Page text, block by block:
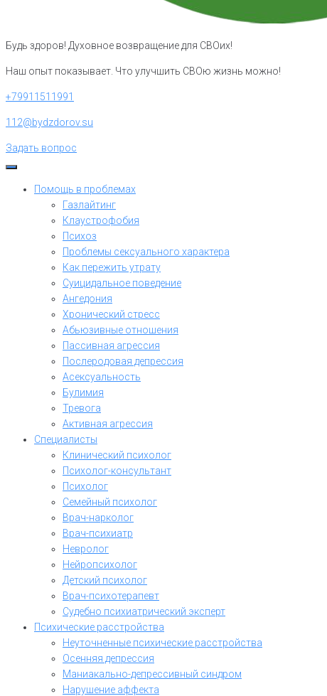
Будь здоров! Духовное возвращение для СВОих!
Наш опыт показывает. Что улучшить СВОю жизнь можно!
+79911511991
112@bydzdorov.su
Задать вопрос
Помощь в проблемах
Газлайтинг
Клаустрофобия
Психоз
Проблемы сексуального характера
Как пережить утрату
Суицидальное поведение
Ангедония
Хронический стресс
Абьюзивные отношения
Пассивная агрессия
Послеродовая депрессия
Асексуальность
Булимия
Тревога
Активная агрессия
Специалисты
Клинический психолог
Психолог-консультант
Психолог
Семейный психолог
Врач-нарколог
Врач-психиатр
Невролог
Нейропсихолог
Детский психолог
Врач-психотерапевт
Судебно психиатрический эксперт
Психические расстройства
Неуточненные психические расстройства
Осенняя депрессия
Маниакально-депрессивный синдром
Нарушение аффекта